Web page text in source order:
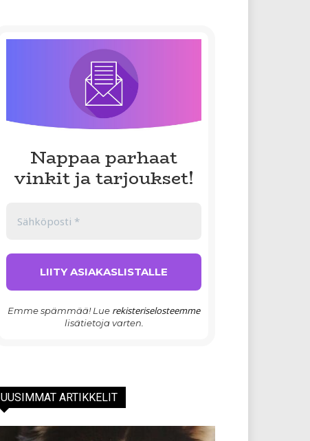
Nappaa parhaat
vinkit ja tarjoukset!
Emme spämmää! Lue rekisteriselosteemme
lisätietoja varten.
UUSIMMAT ARTIKKELIT